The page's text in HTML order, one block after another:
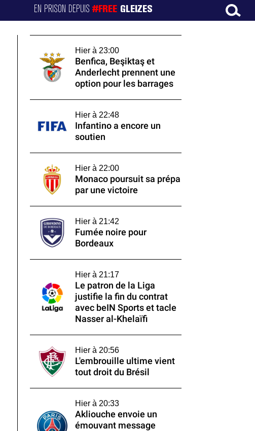
EN PRISON DEPUIS#FREE GLEIZES
Hier à 23:00
Benfica, Beşiktaş et
Anderlecht prennent une
option pour les barrages
Hier à 22:48
Infantino a encore un
soutien
Hier à 22:00
Monaco poursuit sa prépa
par une victoire
Hier à 21:42
Fumée noire pour
Bordeaux
Hier à 21:17
Le patron de la Liga
justifie la fin du contrat
avec beIN Sports et tacle
Nasser al-Khelaïfi
Hier à 20:56
L'embrouille ultime vient
tout droit du Brésil
Hier à 20:33
Akliouche envoie un
émouvant message